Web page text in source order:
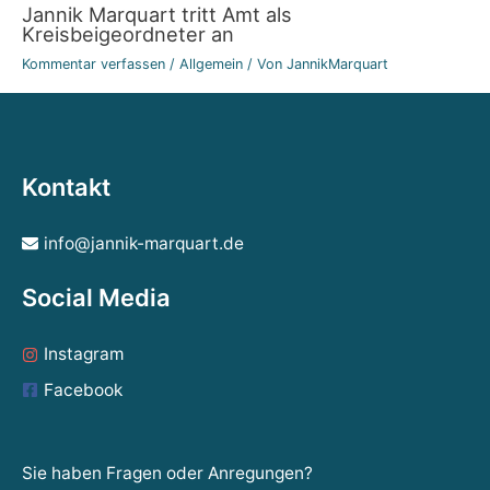
Jannik Marquart tritt Amt als
Kreisbeigeordneter an
Kommentar verfassen / Allgemein / Von JannikMarquart
Kontakt
info@jannik-marquart.de
Social Media
Instagram
Facebook
Sie haben Fragen oder Anregungen?